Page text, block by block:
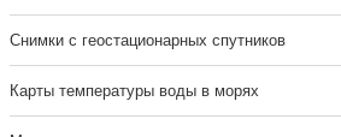
Cнимки с геостационарных спутников
Карты температуры воды в морях